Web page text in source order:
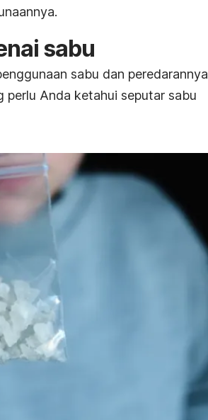
sabu
sabu dan peredarannya
perlu Anda ketahui seputar sabu